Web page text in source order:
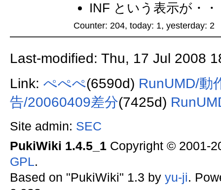
INF という表示が・
Counter: 204, today: 1, yesterday: 2
Last-modified: Thu, 17 Jul 2008
Link: ぺぺぺ(6590d) RunUMD/動
告/20060409差分(7425d)
Site admin: SEC
PukiWiki 1.4.5_1Copyright © 2001-
GPL.
Based on "PukiWiki" 1.3 by yu-ji.